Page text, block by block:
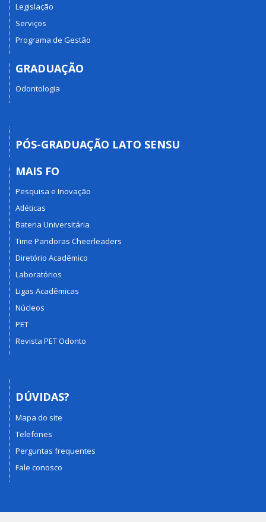
Legislação
Serviços
Programa de Gestão
GRADUAÇÃO
Odontologia
PÓS-GRADUAÇÃO LATO SENSU
MAIS FO
Pesquisa e Inovação
Atléticas
Bateria Universitária
Time Pandoras Cheerleaders
Diretório Acadêmico
Laboratórios
Ligas Acadêmicas
Núcleos
PET
Revista PET Odonto
DÚVIDAS?
Mapa do site
Telefones
Perguntas frequentes
Fale conosco